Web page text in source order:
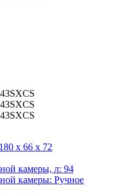
180 х 66 х 72
камеры, л: 94
камеры: Ручное